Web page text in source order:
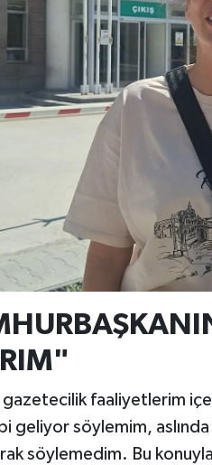
gazetecilik faaliyetlerim
geliyor söylemim,
söylemedim. Bu konuyla